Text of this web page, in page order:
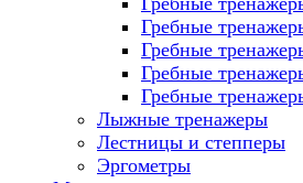
Гребные
Гребные
Гребные
Гребные
Лыжные тренажеры
Лестницы и степперы
Эргометры